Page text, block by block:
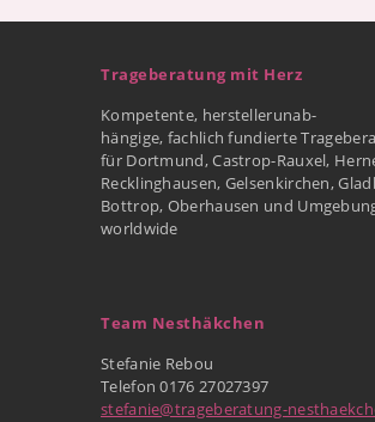
Trageberatung mit Herz
Kompetente, herstellerunab-
hängige, fachlich fundierte
für Dortmund, Castrop-Rauxel,
Recklinghausen, Gelsenkirchen,
Bottrop, Oberhausen und
worldwide
Team Nesthäkchen
Stefanie Rebou
Telefon 0176 27027397
stefanie@trageberatung-